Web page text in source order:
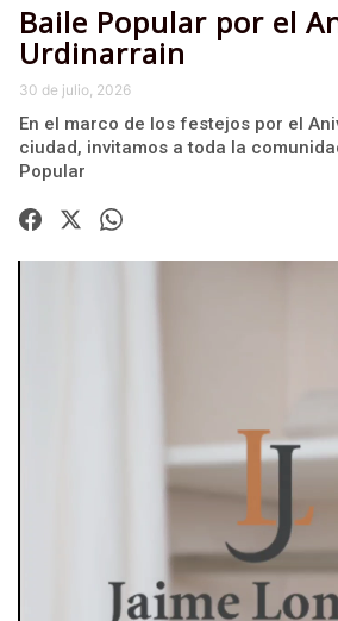
Baile Popular por el
Urdinarrain
30 de julio, 2026
En el marco de los festejos por el
ciudad, invitamos a toda la
Popular